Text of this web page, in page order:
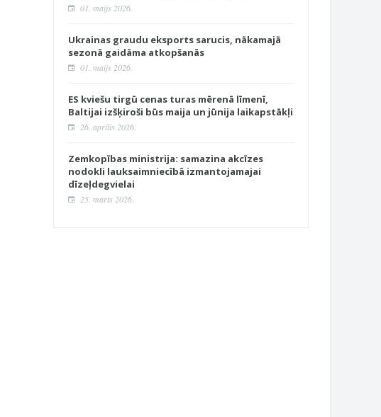
01. maijs 2026.
Ukrainas graudu eksports sarucis, nākamajā
sezonā gaidāma atkopšanās
01. maijs 2026.
ES kviešu tirgū cenas turas mērenā līmenī,
Baltijai izšķiroši būs maija un jūnija laikapstākļi
26. aprīlis 2026.
Zemkopības ministrija: samazina akcīzes
nodokli lauksaimniecībā izmantojamajai
dīzeļdegvielai
25. marts 2026.